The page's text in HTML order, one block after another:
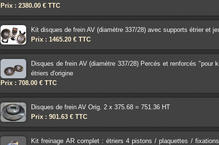
Prix : 2380.00 € TTC
Kit disques de frein AV (diamètre 337/28) avec supports étrier et
Prix : 1465.20 € TTC
Disques de frein AV (diamètre 337/28) Percés et renforcés
étriers d'origine
Prix : 708.00 € TTC
Disques de frein AV Orig. 2 x 375.68 = 751.36 HT
Prix : 901.63 € TTC
Kit freinage AR complet : étriers 4 pistons / plaquettes /